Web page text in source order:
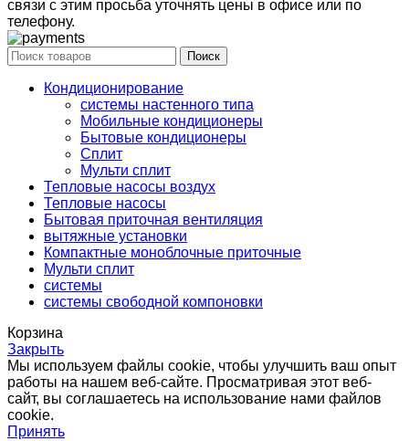
связи с этим просьба уточнять цены в офисе или по
телефону.
Поиск
Кондиционирование
системы настенного типа
Мобильные кондиционеры
Бытовые кондиционеры
Сплит
Мульти сплит
Тепловые насосы воздух
Тепловые насосы
Бытовая приточная вентиляция
вытяжные установки
Компактные моноблочные приточные
Мульти сплит
системы
системы свободной компоновки
Корзина
Закрыть
Мы используем файлы cookie, чтобы улучшить ваш опыт
работы на нашем веб-сайте. Просматривая этот веб-
сайт, вы соглашаетесь на использование нами файлов
cookie.
Принять